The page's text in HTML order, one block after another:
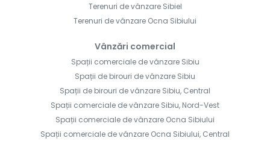
Terenuri de vânzare Sibiel
Terenuri de vânzare Ocna Sibiului
Vânzări comercial
Spații comerciale de vânzare Sibiu
Spații de birouri de vânzare Sibiu
Spații de birouri de vânzare Sibiu, Central
Spații comerciale de vânzare Sibiu, Nord-Vest
Spații comerciale de vânzare Ocna Sibiului
Spații comerciale de vânzare Ocna Sibiului, Central